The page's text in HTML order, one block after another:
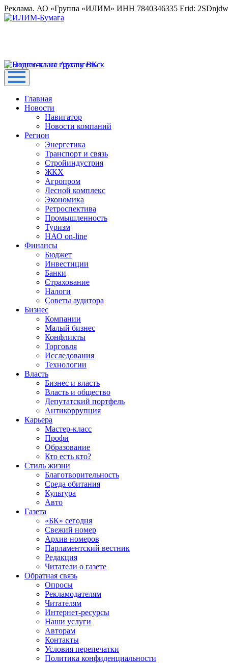
Реклама. АО «Группа «ИЛИМ» ИНН 7840346335 Erid:
Главная
Новости
Навигатор
Новости компаний
Регион
Энергетика
Транспорт и связь
Стройиндустрия
ЖКХ
Агропром
Лесной комплекс
Экономика
Ретроспектива
Промышленность
Туризм
НАО on-line
Финансы
Бюджет
Инвестиции
Банки
Страхование
Налоги
Советы аудитора
Бизнес
Компании
Малый бизнес
Конфликты
Торговля
Исследования
Технологии
Власть
Бизнес и власть
Власть и общество
Депутатский портфель
Антикоррупция
Карьера
Мастер-класс
Профи
Образование
Кто есть кто?
Стиль жизни
Благотворительность
Среда обитания
Культура
Авто
Газета
«БК» сегодня
Свежий номер
Архив номеров
Парламентский вестник
Редакция
Читатели о газете
Обратная связь
Опросы
Рекламодателям
Читателям
Интернет-ресурсы
Наши услуги
Авторам
Контакты
Условия перепечатки
Политика конфиденциальности